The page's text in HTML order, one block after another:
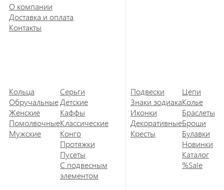
О компании
Доставка и оплата
Контакты
Кольца
Обручальные
Женские
Помолвочные
Мужские
Серьги
Детские
Каффы
Классические
Конго
Протяжки
Пусеты
С подвесным
элементом
Подвески
Знаки зодиака
Иконки
Декоративные
Кресты
Цепи
Колье
Браслеты
Броши
Булавки
Новинки
Каталог
%Sale